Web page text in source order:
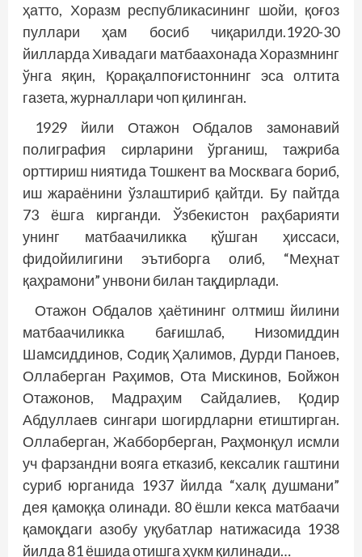
ҳатто, Хоразм республикасининг шойи, қоғоз
пуллари ҳам босиб чиқарилди.1920-30
йилларда Хивадаги матбаахонада Хоразмнинг
ўнга яқин, Қорақалпоғистоннинг эса олтита
газета, журналлари чоп қилинган.
1929 йили Отажон Обдалов замонавий
полиграфия сирларини ўрганиш, таж­риба
орттириш ниятида Тошкент ва Мос­квага бориб,
иш жараёнини ўзлаштириб қайтди. Бу пайтда
73 ёшга кирганди. Ўзбекистон раҳбарияти
унинг матбаачиликка қўшган ҳиссаси,
фидойилигини эътиборга олиб, “Меҳнат
қаҳрамони” унвони билан тақдирлади.
Отажон Обдалов ҳаётининг олтмиш йилини
матбаачиликка бағишлаб, Низомиддин
Шамсиддинов, Содиқ Ҳалимов, Дурди Паноев,
Оллаберган Раҳимов, Ота Мискинов, Бойжон
Отажонов, Мадраҳим Сайдалиев, Қодир
Абдуллаев сингари шогирдларни етиштирган.
Оллаберган, Жабборберган, Раҳмонқул исмли
уч фарзандни вояга етказиб, кексалик гаштини
суриб юрганида 1937 йилда “халқ душмани”
дея қамоққа олинади. 80 ёшли кекса матбаачи
қамоқдаги азобу уқубатлар натижасида 1938
йилда 81 ёшида отишга ҳукм қилинади…